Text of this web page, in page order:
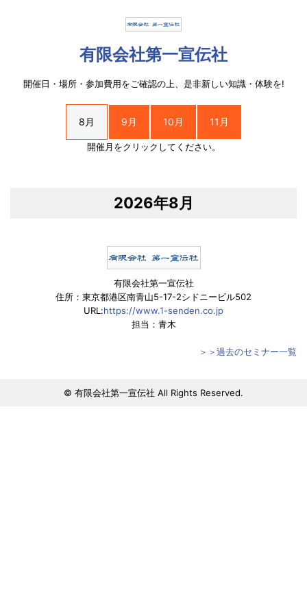
有限会社第一宣伝社
開催日・場所・参加費用をご確認の上、是非新しい知識・体験を!
8月 9月 10月 11月
開催月をクリックしてください。
2026年8月
有限会社第一宣伝社
住所：東京都港区南青山5-17-2シドニービル502
URL:https://www.1-senden.co.jp
担当：青木
＞＞過去のセミナー一覧
© 有限会社第一宣伝社 All Rights Reserved.